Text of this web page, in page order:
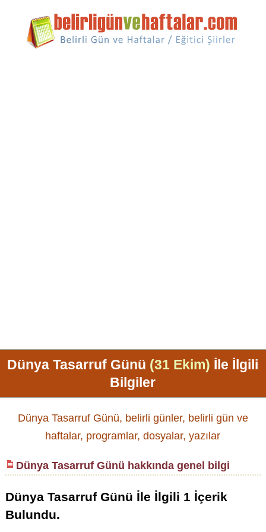
Dünya Tasarruf Günü (31 Ekim) İle İlgili
Bilgiler
Dünya Tasarruf Günü, belirli günler, belirli gün ve
haftalar, programlar, dosyalar, yazılar
Dünya Tasarruf Günü hakkında genel bilgi
Dünya Tasarruf Günü İle İlgili 1İçerik
Bulundu.